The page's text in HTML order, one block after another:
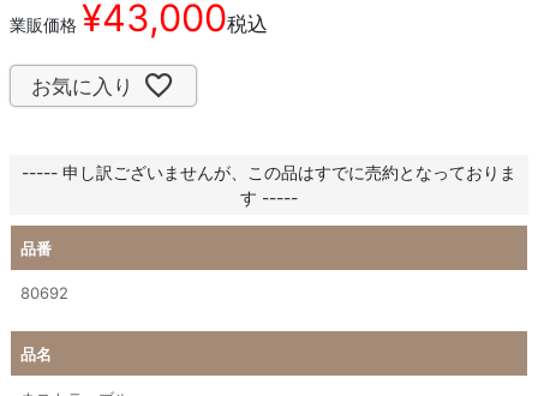
業販価格 ¥43,000税込
お気に入り
----- 申し訳ございませんが、この品はすでに売約となっておりま
す -----
品番
80692
品名